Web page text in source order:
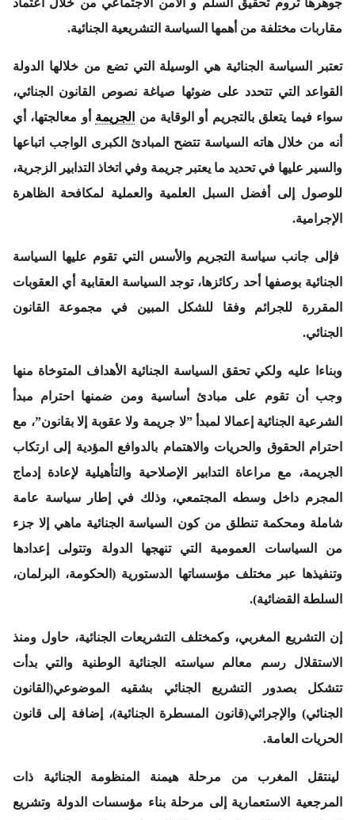
جوهرها تروم تحقيق السلم و الأمن الاجتماعي من خلال اعتماد
مقاربات مختلفة من أهمها السياسة التشريعية الجنائية.
تعتبر السياسة الجنائية هي الوسيلة التي تضع من خلالها الدولة
القواعد التي تتحدد على ضوئها صياغة نصوص القانون الجنائي،
سواء فيما يتعلق بالتجريم أو الوقاية من
الجريمة أو معالجتها، أي
أنه من خلال هاته السياسة تتضح المبادئ الكبرى الواجب اتباعها
والسير عليها في تحديد ما يعتبر جريمة وفي اتخاذ التدابير الزجرية،
للوصول إلى أفضل السبل العلمية والعملية لمكافحة الظاهرة
الإجرامية.
فإلى جانب سياسة التجريم والأسس التي تقوم عليها السياسة
الجنائية بوصفها أحد ركائزها، توجد السياسة العقابية أي العقوبات
المقررة للجرائم وفقا للشكل المبين في مجموعة القانون
الجنائي.
وبناءا عليه ولكي تحقق السياسة الجنائية الأهداف المتوخاة منها
وجب أن تقوم على مبادئ أساسية ومن ضمنها احترام مبدأ
الشرعية الجنائية إعمالا لمبدأ”لا جريمة ولا عقوبة إلا بقانون”، مع
احترام الحقوق والحريات والاهتمام بالدوافع المؤدية إلى ارتكاب
الجريمة، مع مراعاة التدابير الإصلاحية والتأهيلية لإعادة إدماج
المجرم داخل وسطه المجتمعي، وذلك في إطار سياسة عامة
شاملة ومحكمة تنطلق من كون السياسة الجنائية ماهي إلا جزء
من السياسات العمومية التي تنهجها الدولة وتتولى إعدادها
وتنفيذها عبر مختلف مؤسساتها الدستورية (الحكومة، البرلمان،
السلطة القضائية).
إن التشريع المغربي، وكمختلف التشريعات الجنائية، حاول ومنذ
الاستقلال رسم معالم سياسته الجنائية الوطنية والتي بدأت
تتشكل بصدور التشريع الجنائي بشقيه الموضوعي(القانون
الجنائي) والإجرائي(قانون المسطرة الجنائية)، إضافة إلى قانون
الحريات العامة.
لينتقل المغرب من مرحلة هيمنة المنظومة الجنائية ذات
المرجعية الاستعمارية إلى مرحلة بناء مؤسسات الدولة وتشريع